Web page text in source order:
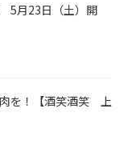
5月23日（土）開
を！【酒笑酒笑 上